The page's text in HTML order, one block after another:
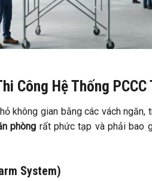
Công Hệ Thống PCCC
không gian bằng các vách ngăn,
phòng rất phức tạp và phải bao
System)